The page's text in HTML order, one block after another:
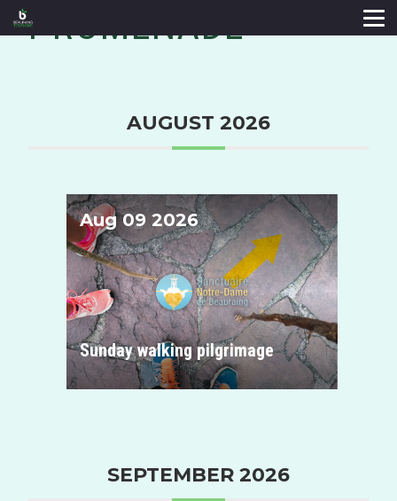
PROMENADE
AUGUST 2026
Aug 09 2026
Sunday walking pilgrimage
Sanctuaire de Notre-Dame de Beauraing
SEPTEMBER 2026